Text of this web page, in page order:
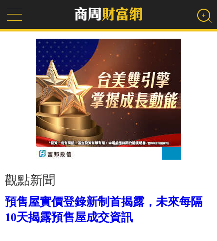
觀點新聞
預售屋實價登錄新制首揭露，未來每隔
10天揭露預售屋成交資訊